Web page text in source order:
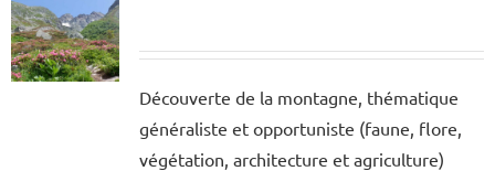
Découverte de la montagne, thématique
généraliste et opportuniste (faune, flore,
végétation, architecture et agriculture)